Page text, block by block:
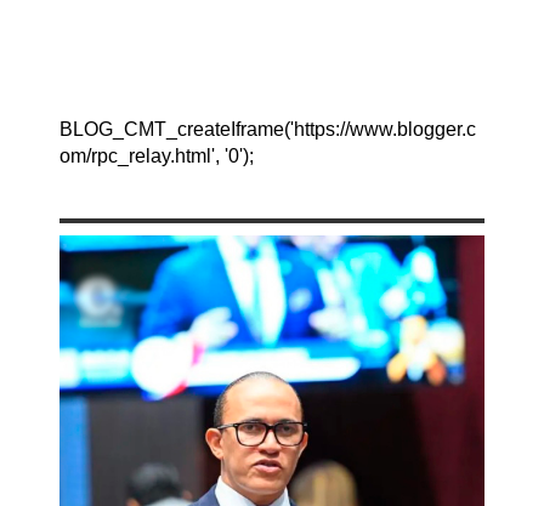
BLOG_CMT_createIframe('https://www.blogger.c
om/rpc_relay.html', '0');